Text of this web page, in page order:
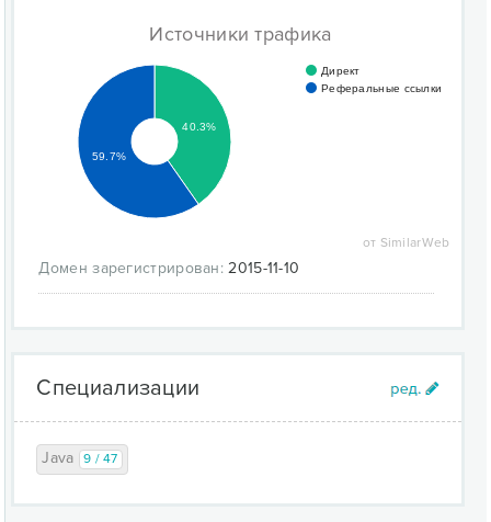
Источники трафика
Директ
Реферальные ссылки
40.3%
59.7%
от SimilarWeb
Домен зарегистрирован: 2015-11-10
Специализации
Java 9 / 47